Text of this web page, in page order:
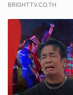
BRIGHTTV.CO.TH